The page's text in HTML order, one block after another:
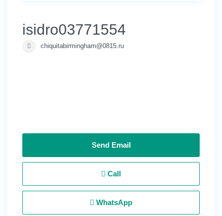
isidro03771554
chiquitabirmingham@0815.ru
Send Email
Call
WhatsApp